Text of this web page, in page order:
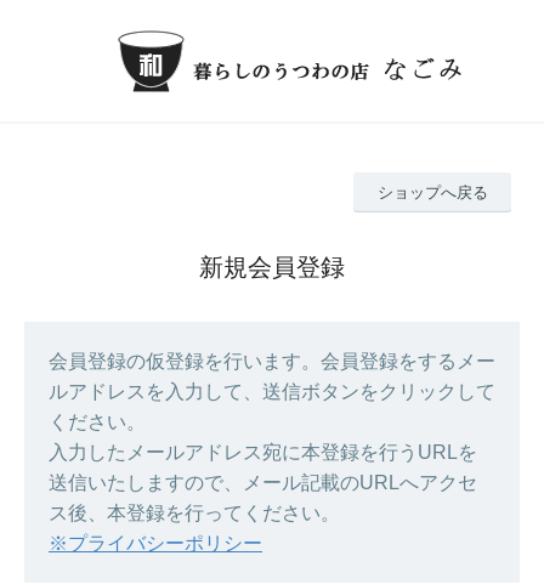
ショップへ戻る
新規会員登録
会員登録の仮登録を行います。会員登録をするメー
ルアドレスを入力して、送信ボタンをクリックして
ください。
入力したメールアドレス宛に本登録を行うURLを
送信いたしますので、メール記載のURLへアクセ
ス後、本登録を行ってください。
※プライバシーポリシー